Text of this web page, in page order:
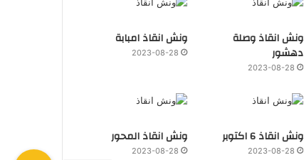
ونش انقاذ وصلة
دهشور
2023-08-28
ونش انقاذ امبابة
2023-08-28
ونش انقاذ 6 اكتوبر
2023-08-28
ونش انقاذ المحور
2023-08-28